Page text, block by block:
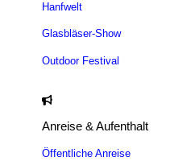
Hanfwelt
Glasbläser-Show
Outdoor Festival
Anreise & Aufenthalt
Öffentliche Anreise